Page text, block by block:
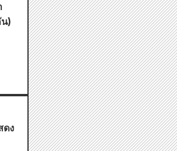
)
ดง